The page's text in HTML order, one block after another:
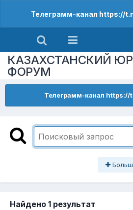
Телеграмм-канал https://
КАЗАХСТАНСКИЙ
ФОРУМ
Телеграмм-канал
Найдено 1 результат